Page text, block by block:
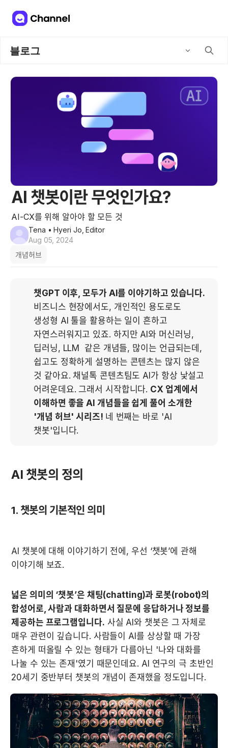
블로그
AI 챗봇이란 무엇인가요?
AI-CX를 위해 알아야 할 모든 것
Tena • Hyeri Jo, Editor
Aug 05, 2024
개념허브
비즈니스 현장에서도, 개인적인 용도로도
생성형 AI 툴을 활용하는 일이 흔하고
자연스러워지고 있죠. 하지만 AI와 머신러닝,
딥러닝, LLM  같은 개념들, 많이는 언급되는데,
쉽고도 정확하게 설명하는 콘텐츠는 많지 않은
것 같아요. 채널톡 콘텐츠팀도 AI가 항상 낯설고
어려운데요. 그래서 시작합니다. CX 업계에서
이해하면 좋을 AI 개념들을 쉽게 풀어 소개한
'개념 허브' 시리즈! 네 번째는 바로 'AI
챗봇'입니다.
AI 챗봇의 정의
1. 챗봇의 기본적인 의미
AI 챗봇에 대해 이야기하기 전에, 우선 ‘챗봇’에 관해
이야기해 보죠.
넓은 의미의 ‘챗봇’은 채팅(chatting)과 로봇(robot)의
합성어로, 사람과 대화하면서 질문에 응답하거나 정보를
제공하는 프로그램입니다. 사실 AI와 챗봇은 그 자체로
매우 관련이 깊습니다. 사람들이 AI를 상상할 때 가장
흔하게 떠올릴 수 있는 형태가 다름아닌 '나와 대화를
나눌 수 있는 존재'였기 때문인데요. AI 연구의 극 초반인
20세기 중반부터 챗봇의 개념이 존재했을 정도입니다.